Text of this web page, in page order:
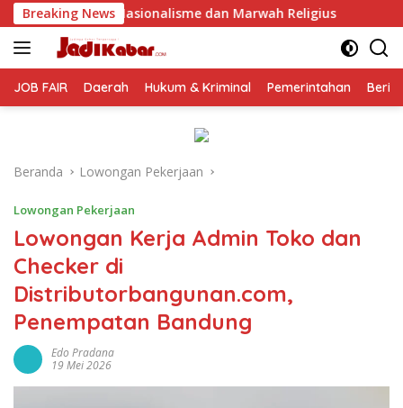
Langsung
ke
konten
Breaking News
dan Marwah Religius Jelang Perayaan HUT RI
JOB FAIR Daerah Hukum & Kriminal Pemerintahan
Beranda Lowongan Pekerjaan
Lowongan Pekerjaan
Lowongan Kerja Admin Toko dan
Checker di
Distributorbangunan.com,
Penempatan Bandung
Edo Pradana
19 Mei 2026